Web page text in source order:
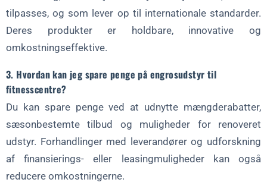
tilpasses, og som lever op til internationale standarder.
Deres produkter er holdbare, innovative og
omkostningseffektive.
3. Hvordan kan jeg spare penge på engrosudstyr til
fitnesscentre?
Du kan spare penge ved at udnytte mængderabatter,
sæsonbestemte tilbud og muligheder for renoveret
udstyr. Forhandlinger med leverandører og udforskning
af finansierings- eller leasingmuligheder kan også
reducere omkostningerne.